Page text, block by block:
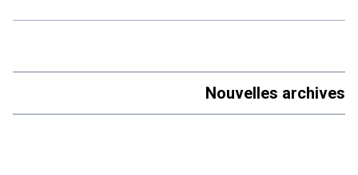
Nouvelles archives